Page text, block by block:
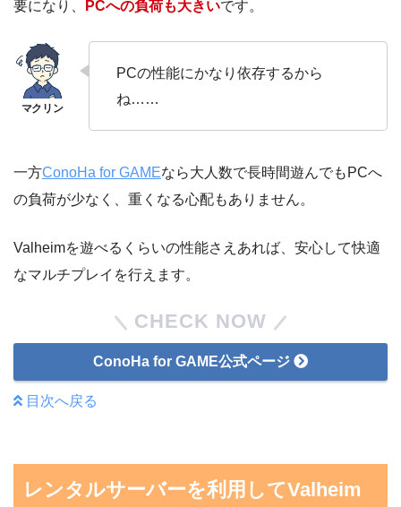
要になり、 PCへの負荷も大きいです。
PCの性能にかなり依存するから
ね……
一方ConoHa for GAMEなら大人数で長時間遊んでもPCへ
の負荷が少なく、重くなる心配もありません。
Valheimを遊べるくらいの性能さえあれば、安心して快適
なマルチプレイを行えます。
CHECK NOW
ConoHa for GAME公式ページ
目次へ戻る
レンタルサーバーを利用してValheim